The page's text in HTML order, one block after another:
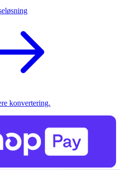
konvertering.